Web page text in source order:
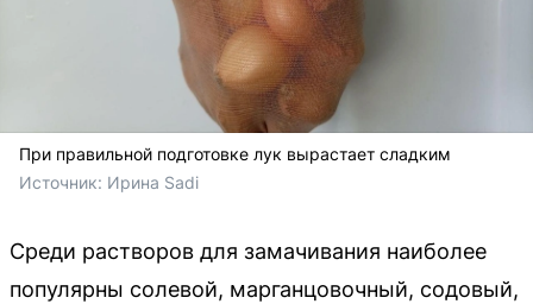
При правильной подготовке лук вырастает сладким
Источник: Ирина Sadi
Среди растворов для замачивания наиболее
популярны солевой, марганцовочный, содовый,